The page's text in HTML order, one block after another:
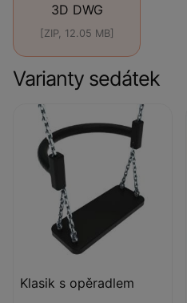
3D DWG
[ZIP, 12.05 MB]
Varianty sedátek
Klasik s opěradlem